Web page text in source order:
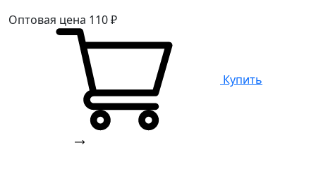
Оптовая цена 110₽
Купить